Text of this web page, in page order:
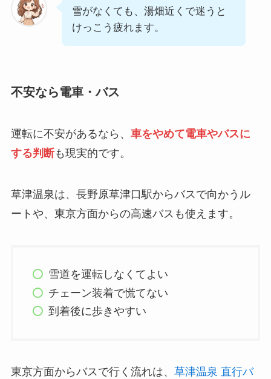
雪がなくても、湯畑近くで迷うと
けっこう疲れます。
不安なら電車・バス
運転に不安があるなら、 車をやめて電車やバスに
する判断も現実的です。
草津温泉は、長野原草津口駅からバスで向かうル
ートや、東京方面からの高速バスも使えます。
雪道を運転しなくてよい
チェーン装着で慌てない
到着後に歩きやすい
東京方面からバスで行く流れは、 草津温泉 直行バ